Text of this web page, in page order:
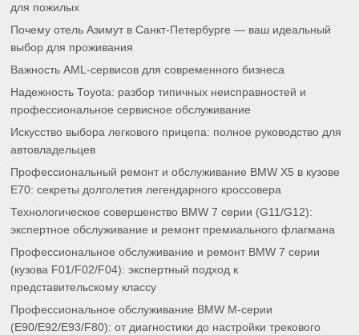
для пожилых
Почему отель Азимут в Санкт-Петербурге — ваш идеальный
выбор для проживания
Важность AML-сервисов для современного бизнеса
Надежность Toyota: разбор типичных неисправностей и
профессиональное сервисное обслуживание
Искусство выбора легкового прицепа: полное руководство для
автовладельцев
Профессиональный ремонт и обслуживание BMW X5 в кузове
E70: секреты долголетия легендарного кроссовера
Технологическое совершенство BMW 7 серии (G11/G12):
экспертное обслуживание и ремонт премиального флагмана
Профессиональное обслуживание и ремонт BMW 7 серии
(кузова F01/F02/F04): экспертный подход к
представительскому классу
Профессиональное обслуживание BMW M-серии
(E90/E92/E93/F80): от диагностики до настройки трекового